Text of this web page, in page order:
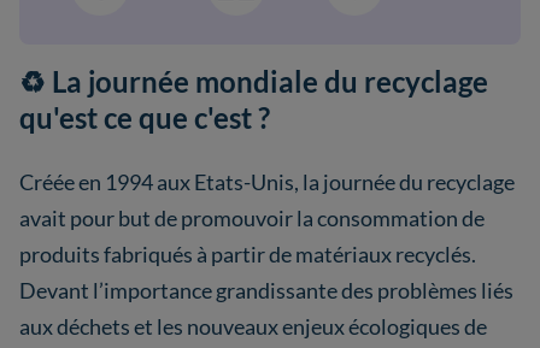
♻️ La journée mondiale du recyclage
qu'est ce que c'est ?
Créée en 1994 aux Etats-Unis, la journée du recyclage
avait pour but de promouvoir la consommation de
produits fabriqués à partir de matériaux recyclés.
Devant l’importance grandissante des problèmes liés
aux déchets et les nouveaux enjeux écologiques de